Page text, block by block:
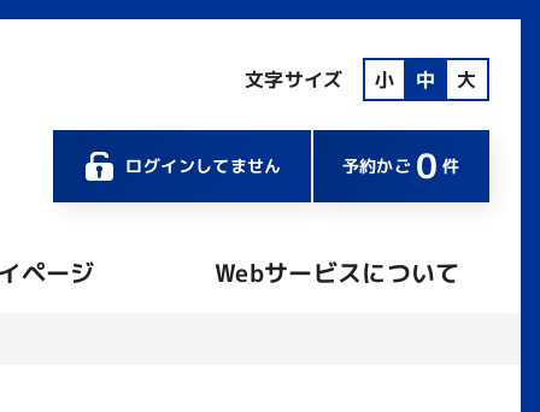
文字サイズ 小 中 大
ログインしてません 予約かご 0 件
ページ Webサービスについて